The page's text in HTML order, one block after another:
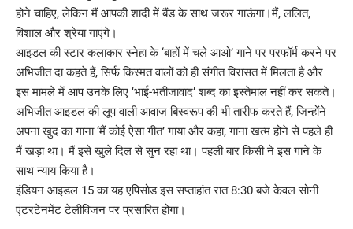
होने चाहिए, लेकिन मैं आपकी शादी में बैंड के साथ जरूर गाऊंगा।मैं, ललित,
विशाल और श्रेया गाएंगे।
आइडल की स्टार कलाकार स्नेहा के ‘बाहों में चले आओ’ गाने पर परफॉर्म करने पर
अभिजीत दा कहते हैं, सिर्फ किस्मत वालों को ही संगीत विरासत में मिलता है और
इस मामले में आप उनके लिए ‘भाई-भतीजावाद’ शब्द का इस्तेमाल नहीं कर सकते।
अभिजीत आइडल की लूप वाली आवाज़ बिस्वरूप की भी तारीफ करते हैं, जिन्होंने
अपना खुद का गाना ‘मैं कोई ऐसा गीत’ गाया और कहा, गाना खत्म होने से पहले ही
मैं खड़ा था। मैं इसे खुले दिल से सुन रहा था। पहली बार किसी ने इस गाने के
साथ न्याय किया है।
इंडियन आइडल 15 का यह एपिसोड इस सप्ताहांत रात 8:30 बजे केवल सोनी
एंटरटेनमेंट टेलीविजन पर प्रसारित होगा।